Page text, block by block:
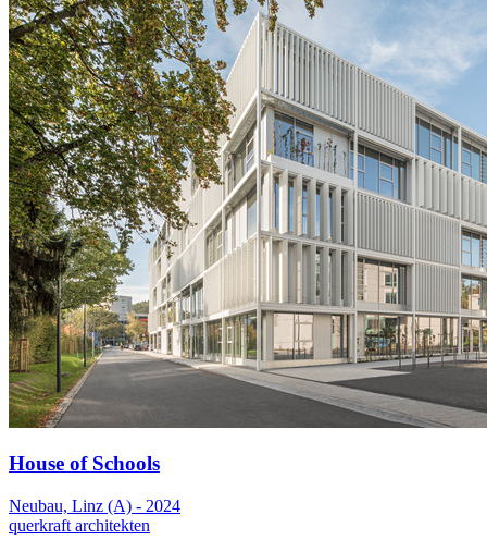
House of Schools
Neubau, Linz (A) - 2024
querkraft architekten